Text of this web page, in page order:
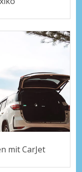
mit CarJet